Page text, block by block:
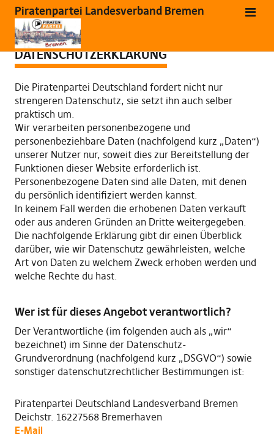
Piratenpartei Landesverband Bremen
DATENSCHUTZERKLÄRUNG
Die Piratenpartei Deutschland fordert nicht nur
strengeren Datenschutz, sie setzt ihn auch selber
praktisch um.
Wir verarbeiten personenbezogene und
personenbeziehbare Daten (nachfolgend kurz „Daten“)
unserer Nutzer nur, soweit dies zur Bereitstellung der
Funktionen dieser Website erforderlich ist.
Personenbezogene Daten sind alle Daten, mit denen
du persönlich identifiziert werden kannst.
In keinem Fall werden die erhobenen Daten verkauft
oder aus anderen Gründen an Dritte weitergegeben.
Die nachfolgende Erklärung gibt dir einen Überblick
darüber, wie wir Datenschutz gewährleisten, welche
Art von Daten zu welchem Zweck erhoben werden und
welche Rechte du hast.
Wer ist für dieses Angebot verantwortlich?
Der Verantwortliche (im folgenden auch als „wir“
bezeichnet) im Sinne der Datenschutz-
Grundverordnung (nachfolgend kurz „DSGVO“) sowie
sonstiger datenschutzrechtlicher Bestimmungen ist:
Piratenpartei Deutschland Landesverband Bremen
Deichstr. 16227568 Bremerhaven
E-Mail